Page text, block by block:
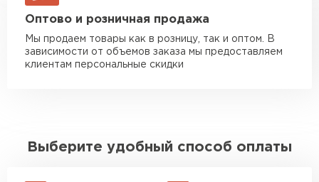
макс. длина груза 13,5 м
ЗАКАЗАТЬ С ДОСТАВКОЙ
Оптово и розничная продажа
Мы продаем товары как в розницу, так и оптом. В
зависимости от объемов заказа мы предоставляем
клиентам персональные скидки
Выберите удобный способ оплаты